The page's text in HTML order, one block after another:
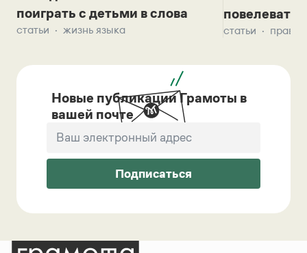
поиграть с детьми в слова
статьи жизнь языка
повелевать
статьи
Новые публикации Грамоты в
вашей почте
Подписаться